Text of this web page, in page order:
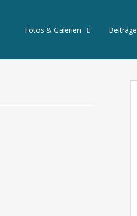
Fotos & Galerien Beiträge